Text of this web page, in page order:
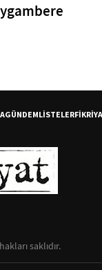
GÜNDEMLİSTELER
saklıdır.